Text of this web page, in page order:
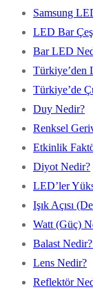
Samsung
LED Bar
Bar LED
Türkiye’den
Türkiye’de
Duy Nedir?
Renksel
Etkinlik
Diyot Nedir?
LED’ler
Işık Açısı
Watt (Güç)
Balast
Lens Nedir?
Reflektör